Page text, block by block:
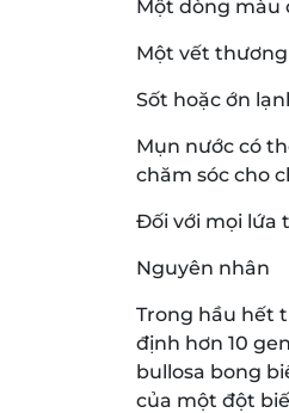
Một dòng màu
Một vết
Sốt hoặc ớn
Mụn nước có
chăm sóc cho
Đối với mọi lứa
Nguyên nhân
Trong hầu hết
định hơn 10
bullosa bong
của một đột